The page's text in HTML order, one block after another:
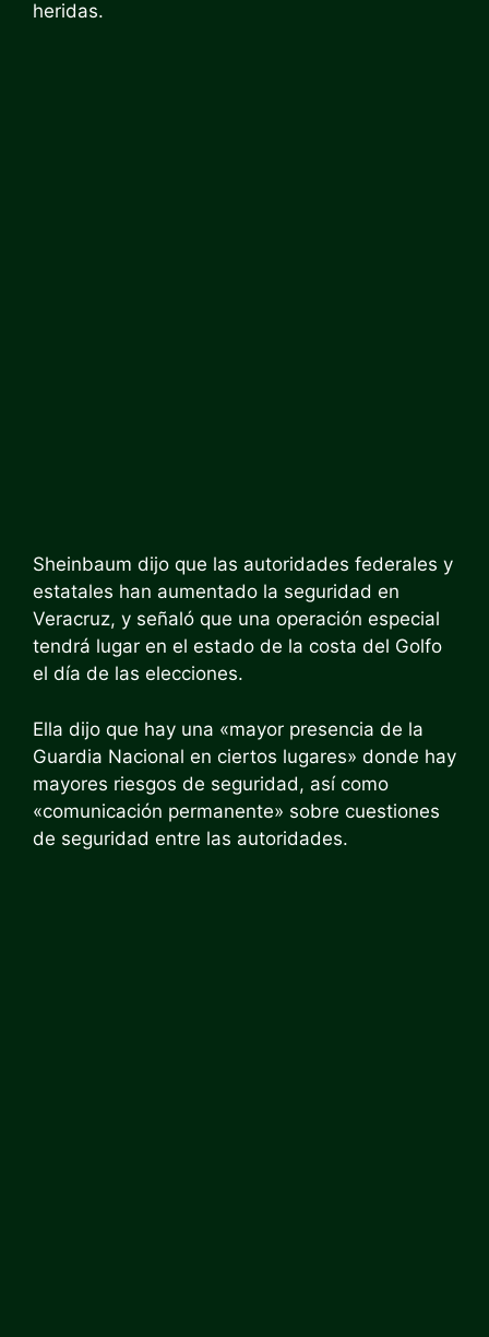
heridas.
Sheinbaum dijo que las autoridades federales y
estatales han aumentado la seguridad en
Veracruz, y señaló que una operación especial
tendrá lugar en el estado de la costa del Golfo
el día de las elecciones.
Ella dijo que hay una «mayor presencia de la
Guardia Nacional en ciertos lugares» donde hay
mayores riesgos de seguridad, así como
«comunicación permanente» sobre cuestiones
de seguridad entre las autoridades.